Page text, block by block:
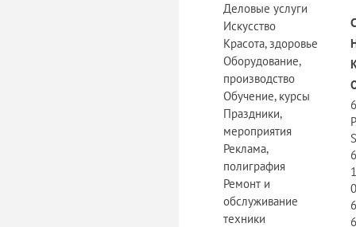
Деловые услуги
Искусство
Красота, здоровье
Оборудование,
производство
Обучение, курсы
Праздники,
мероприятия
Реклама,
полиграфия
Ремонт и
обслуживание
техники